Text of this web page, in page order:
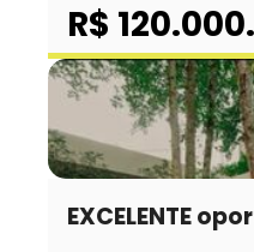
R$
EXCELENTE